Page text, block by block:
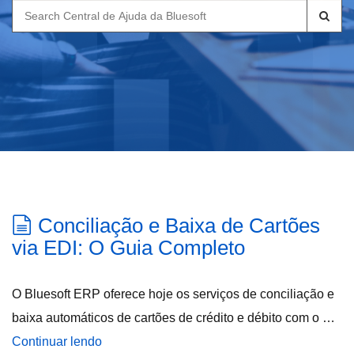
Search
for:
Conciliação e Baixa de Cartões
via EDI: O Guia Completo
O Bluesoft ERP oferece hoje os serviços de conciliação e
baixa automáticos de cartões de crédito e débito com o …
Continuar lendo